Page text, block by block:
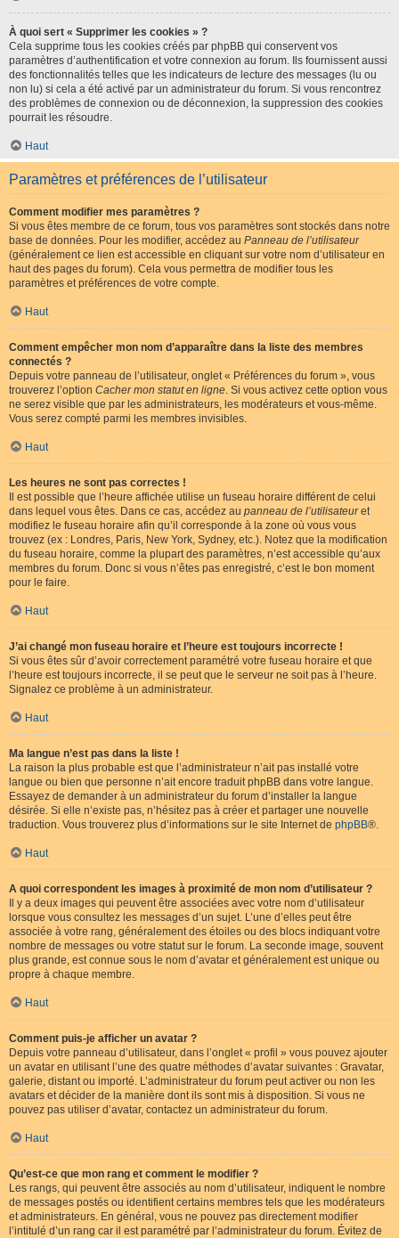
À quoi sert « Supprimer les cookies » ?
Cela supprime tous les cookies créés par phpBB qui conservent vos
paramètres d’authentification et votre connexion au forum. Ils fournissent aussi
des fonctionnalités telles que les indicateurs de lecture des messages (lu ou
non lu) si cela a été activé par un administrateur du forum. Si vous rencontrez
des problèmes de connexion ou de déconnexion, la suppression des cookies
pourrait les résoudre.
Haut
Paramètres et préférences de l’utilisateur
Comment modifier mes paramètres ?
Si vous êtes membre de ce forum, tous vos paramètres sont stockés dans notre
base de données. Pour les modifier, accédez au Panneau de l’utilisateur
(généralement ce lien est accessible en cliquant sur votre nom d’utilisateur en
haut des pages du forum). Cela vous permettra de modifier tous les
paramètres et préférences de votre compte.
Haut
Comment empêcher mon nom d’apparaître dans la liste des membres
connectés ?
Depuis votre panneau de l’utilisateur, onglet « Préférences du forum », vous
trouverez l’option Cacher mon statut en ligne. Si vous activez cette option vous
ne serez visible que par les administrateurs, les modérateurs et vous-même.
Vous serez compté parmi les membres invisibles.
Haut
Les heures ne sont pas correctes !
Il est possible que l’heure affichée utilise un fuseau horaire différent de celui
dans lequel vous êtes. Dans ce cas, accédez au panneau de l’utilisateuret
modifiez le fuseau horaire afin qu’il corresponde à la zone où vous vous
trouvez (ex : Londres, Paris, New York, Sydney, etc.). Notez que la modification
du fuseau horaire, comme la plupart des paramètres, n’est accessible qu’aux
membres du forum. Donc si vous n’êtes pas enregistré, c’est le bon moment
pour le faire.
Haut
J’ai changé mon fuseau horaire et l’heure est toujours incorrecte !
Si vous êtes sûr d’avoir correctement paramétré votre fuseau horaire et que
l’heure est toujours incorrecte, il se peut que le serveur ne soit pas à l’heure.
Signalez ce problème à un administrateur.
Haut
Ma langue n’est pas dans la liste !
La raison la plus probable est que l’administrateur n’ait pas installé votre
langue ou bien que personne n’ait encore traduit phpBB dans votre langue.
Essayez de demander à un administrateur du forum d’installer la langue
désirée. Si elle n’existe pas, n’hésitez pas à créer et partager une nouvelle
traduction. Vous trouverez plus d’informations sur le site Internet de phpBB®.
Haut
A quoi correspondent les images à proximité de mon nom d’utilisateur ?
Il y a deux images qui peuvent être associées avec votre nom d’utilisateur
lorsque vous consultez les messages d’un sujet. L’une d’elles peut être
associée à votre rang, généralement des étoiles ou des blocs indiquant votre
nombre de messages ou votre statut sur le forum. La seconde image, souvent
plus grande, est connue sous le nom d’avatar et généralement est unique ou
propre à chaque membre.
Haut
Comment puis-je afficher un avatar ?
Depuis votre panneau d’utilisateur, dans l’onglet « profil » vous pouvez ajouter
un avatar en utilisant l’une des quatre méthodes d’avatar suivantes : Gravatar,
galerie, distant ou importé. L’administrateur du forum peut activer ou non les
avatars et décider de la manière dont ils sont mis à disposition. Si vous ne
pouvez pas utiliser d’avatar, contactez un administrateur du forum.
Haut
Qu’est-ce que mon rang et comment le modifier ?
Les rangs, qui peuvent être associés au nom d’utilisateur, indiquent le nombre
de messages postés ou identifient certains membres tels que les modérateurs
et administrateurs. En général, vous ne pouvez pas directement modifier
l’intitulé d’un rang car il est paramétré par l’administrateur du forum. Évitez de